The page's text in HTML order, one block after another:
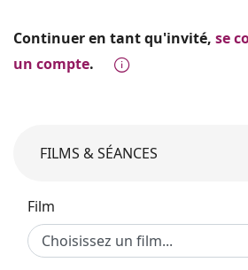
Continuer en tant qu'invité, se
un compte.
FILMS & SÉANCES
Film